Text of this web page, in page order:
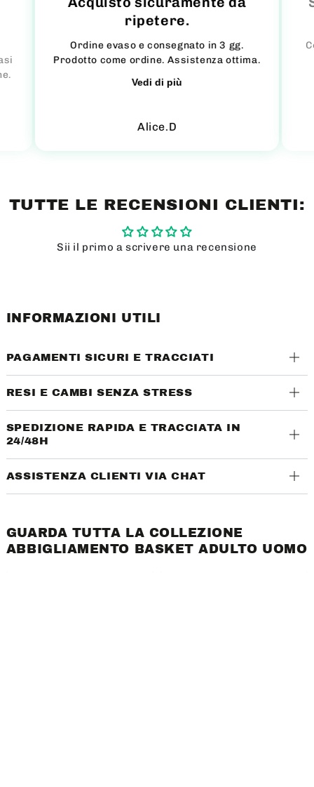
ripetere.
Ordine evaso e consegnato in 3 gg.
Prodotto come ordine. Assistenza ottima.
Vedi di più
Alice.D
TUTTE LE RECENSIONI CLIENTI:
Sii il primo a scrivere una recensione
INFORMAZIONI UTILI
PAGAMENTI SICURI E TRACCIATI
RESI E CAMBI SENZA STRESS
SPEDIZIONE RAPIDA E TRACCIATA IN
24/48H
ASSISTENZA CLIENTI VIA CHAT
GUARDA TUTTA LA COLLEZIONE
ABBIGLIAMENTO BASKET ADULTO UOMO